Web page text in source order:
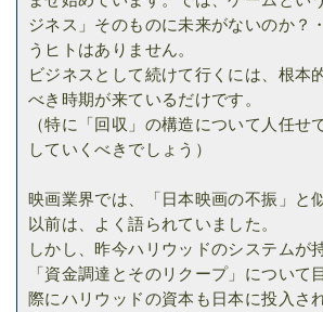
ジネス」そのものに未来がないのか？
うヒトはありません。
ビジネスとして続けて行くには、根本
べき時期が来ているだけです。
（特に「回収」の構造について人任せ
していくべきでしょう）
映画業界では、「日本映画の不振」と
以前は、よく語られていました。
しかし、昨今ハリウッドのシステムが
「資金調達とそのリクープ」について
際にハリウッドの資本も日本に投入さ